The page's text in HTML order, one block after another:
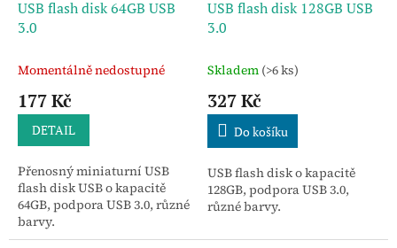
USB flash disk 64GB USB
3.0
Momentálně nedostupné
177 Kč
DETAIL
Přenosný miniaturní USB
flash disk USB o kapacitě
64GB, podpora USB 3.0, různé
barvy.
USB flash disk 128GB USB
3.0
Skladem (>6 ks)
327 Kč
Do košíku
USB flash disk o kapacitě
128GB, podpora USB 3.0,
různé barvy.